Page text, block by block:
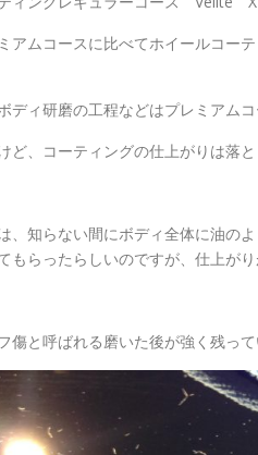
アムコースに比べてホイールコー
ディ研磨の工程などはプレミアム
ど、コーティングの仕上がりは落
、知らない間にボディ全体に油の
もらったらしいのですが、仕上が
傷と呼ばれる磨いた後が強く残って